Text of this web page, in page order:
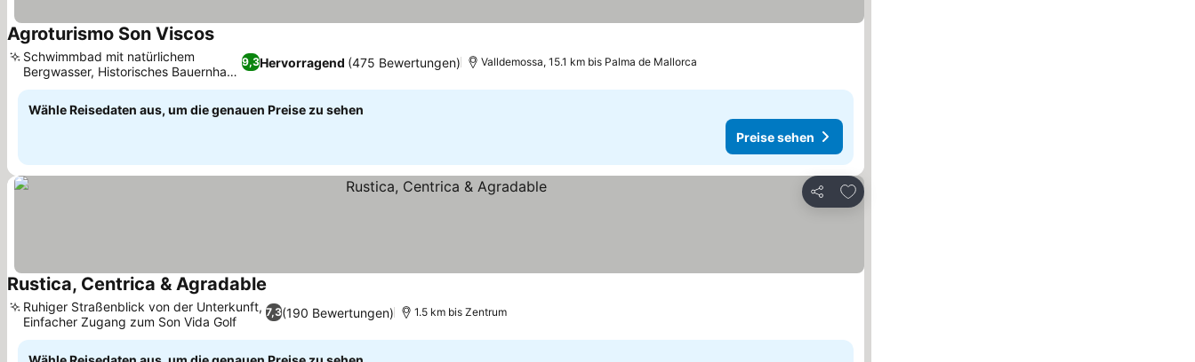
Agroturismo Son Viscos
9,3Hervorragend (475 Bewertungen)
Schwimmbad mit natürlichem
Bergwasser, Historisches Bauernhaus
mit Ziegeldach
Valldemossa, 15.1 km bis Palma de Mallorca
Wähle Reisedaten aus, um die genauen Preise zu sehen
Preise sehen
Teilen
Zu Favoriten hinzufügen
Rustica, Centrica & Agradable
7,3(190 Bewertungen)
Ruhiger Straßenblick von der Unterkunft,
Einfacher Zugang zum Son Vida Golf
1.5 km bis Zentrum